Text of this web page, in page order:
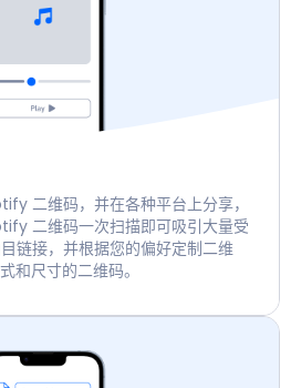
二维码，并在各种平台上分享，
二维码一次扫描即可吸引大量受
链接，并根据您的偏好定制二维
和尺寸的二维码。